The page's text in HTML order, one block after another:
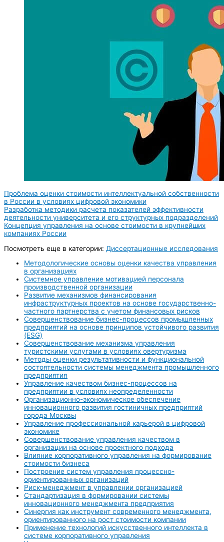
Проблема оценки стоимости интеллектуальной собственности
в России в условиях цифровой экономики
Разработка методики расчета показателей эффективности
деятельности университета и его структурных подразделений
Концепция управления на основе стоимости в крупнейших
компаниях России
Посмотреть еще в категории: Диссертационные исследования
Методологические основы оценки качества управления
в организациях
Системное управление мотивацией персонала
производственной организации
Развитие механизмов финансирования
инфраструктурных проектов на основе государственно-
частного партнерства с учетом финансовых рисков
Совершенствование бизнес-процессов промышленных
предприятий на основе принципов устойчивого развития
(ESG)
Совершенствование механизма управления
туристскими услугами в условиях овертуризма
Методы оценки результативности и функциональной
состоятельности системы менеджмента промышленного
предприятия
Управление качеством бизнес-процессов на
предприятии в условиях неопределенности
Организационно-экономическое обеспечение
инновационного развития гостиничных предприятий
города Москвы
Управление профессиональной карьерой в цифровой
экономике
Совершенствование управления качеством в
организации на основе проектного подхода
Влияние корпоративного управления на формирование
стоимости бизнеса
Построение систем управления процессно-
ориентированных организаций
Риск-менеджмент в управлении организацией
Стандартизация в формировании системы
инновационного менеджмента предприятия
Синергия как инструмент современного менеджмента,
ориентированного на рост стоимости компании
Применение технологий искусственного интеллекта в
системе корпоративного управления